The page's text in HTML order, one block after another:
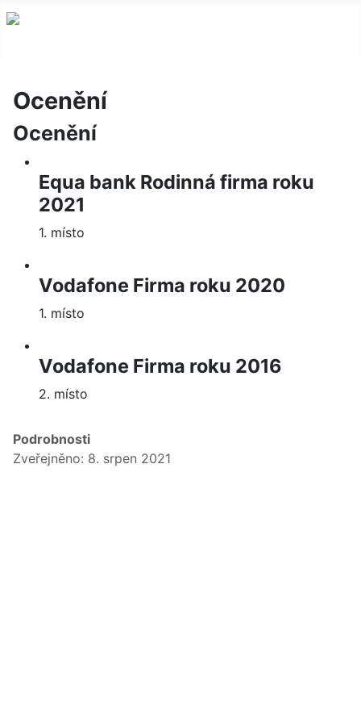
Ocenění
Ocenění
Equa bank Rodinná firma roku
2021
1. místo
Vodafone Firma roku 2020
1. místo
Vodafone Firma roku 2016
2. místo
Podrobnosti
Zveřejněno: 8. srpen 2021